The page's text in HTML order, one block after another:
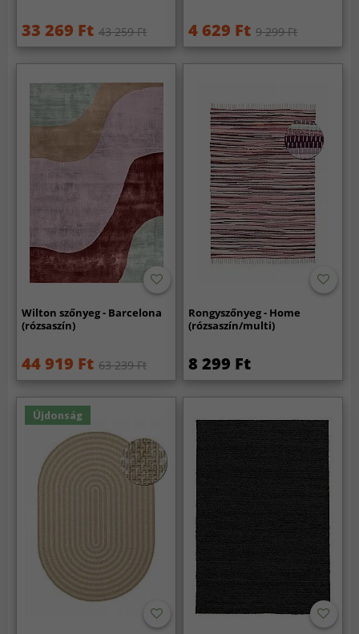
33 269 Ft 43 259 Ft 4 629 Ft 9 299 Ft
Wilton szőnyeg - Barcelona
(rózsaszín)
44 919 Ft 63 239 Ft
Rongyszőnyeg - Home
(rózsaszín/multi)
8 299 Ft
Újdonság